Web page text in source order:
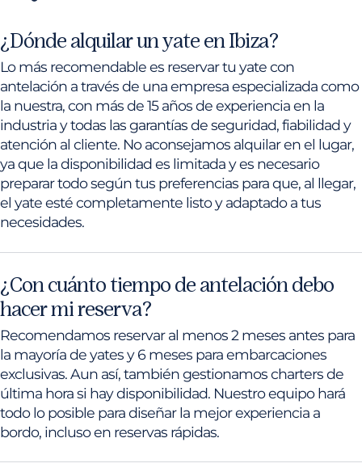
¿Dónde alquilar un yate en Ibiza?
Lo más recomendable es reservar tu yate con
antelación a través de una empresa especializada como
la nuestra, con más de 15 años de experiencia en la
industria y todas las garantías de seguridad, fiabilidad y
atención al cliente. No aconsejamos alquilar en el lugar,
ya que la disponibilidad es limitada y es necesario
preparar todo según tus preferencias para que, al llegar,
el yate esté completamente listo y adaptado a tus
necesidades.
¿Con cuánto tiempo de antelación debo
hacer mi reserva?
Recomendamos reservar al menos 2 meses antes para
la mayoría de yates y 6 meses para embarcaciones
exclusivas. Aun así, también gestionamos charters de
última hora si hay disponibilidad. Nuestro equipo hará
todo lo posible para diseñar la mejor experiencia a
bordo, incluso en reservas rápidas.